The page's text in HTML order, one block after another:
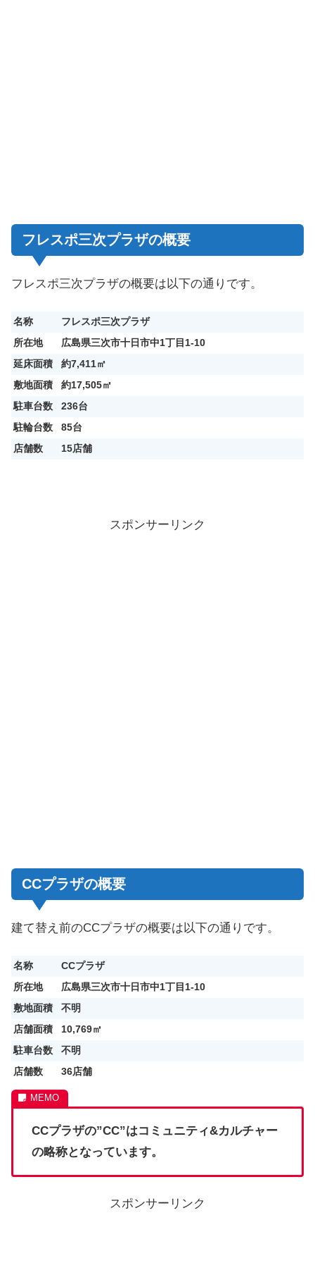
フレスポ三次プラザの概要
フレスポ三次プラザの概要は以下の通りです。
名称
フレスポ三次プラザ
所在地
広島県三次市十日市中1丁目1-10
延床面積
約7,411㎡
敷地面積
約17,505㎡
駐車台数
236台
駐輪台数
85台
店舗数
15店舗
スポンサーリンク
CCプラザの概要
建て替え前のCCプラザの概要は以下の通りです。
名称
CCプラザ
所在地
広島県三次市十日市中1丁目1-10
敷地面積
不明
店舗面積
10,769㎡
駐車台数
不明
店舗数
36店舗
CCプラザの”CC”はコミュニティ&カルチャー
の略称となっています。
スポンサーリンク